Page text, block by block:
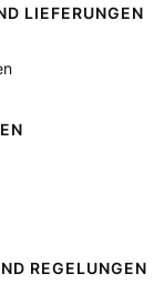
LIEFERUNGEN
REGELUNGEN